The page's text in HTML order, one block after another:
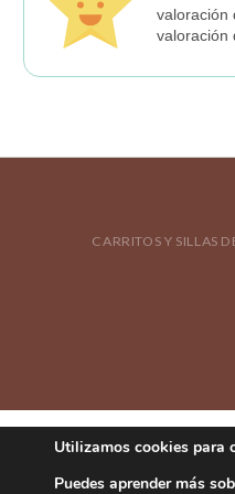
valoración
valoración
CARRITOS Y SILLAS
Utilizamos cookies para
Puedes aprender más